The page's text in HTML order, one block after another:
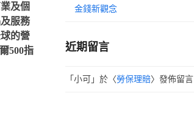
及個
服務
的營
500指
金錢新觀念
近期留言
「 小可 」於〈勞保理賠〉發佈留言